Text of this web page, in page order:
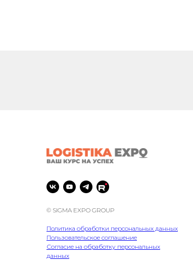
© SIGMA EXPO GROUP
Политика обработки персональных данных
Пользовательское соглашение
Согласие на обработку персональных
данных